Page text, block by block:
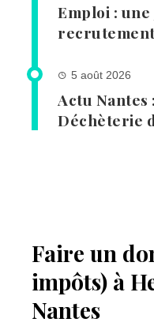
Emploi :
5 août 2026
Actu
Déchèterie
Faire un
impôts) à
Nantes